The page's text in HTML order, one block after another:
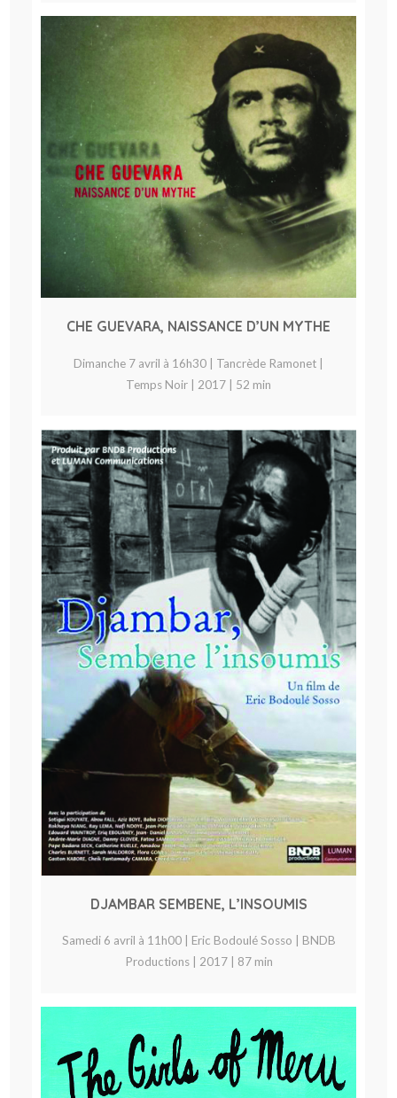
CHE GUEVARA, NAISSANCE D’UN MYTHE
Dimanche 7 avril à 16h30 | Tancrède Ramonet |
Temps Noir | 2017 | 52 min
DJAMBAR SEMBENE, L’INSOUMIS
Samedi 6 avril à 11h00 | Eric Bodoulé Sosso | BNDB
Productions | 2017 | 87 min